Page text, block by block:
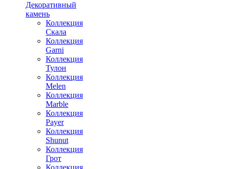
Декоративный
камень
Коллекция
Скала
Коллекция
Garni
Коллекция
Тулон
Коллекция
Melen
Коллекция
Marble
Коллекция
Payer
Коллекция
Shunut
Коллекция
Грот